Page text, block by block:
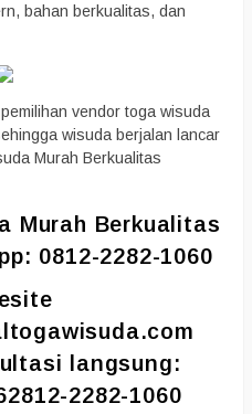
bahan berkualitas, dan
vendor toga wisuda
wisuda berjalan lancar
Murah Berkualitas
Murah Berkualitas
0812-2282-1060
langsung:
2282-1060